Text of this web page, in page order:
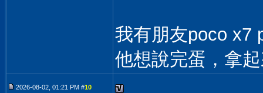
我有朋友poco x7
他想說完蛋，拿
2026-08-02, 01:21 PM #10